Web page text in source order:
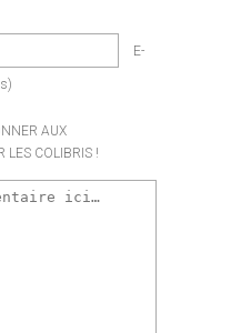
E-
AUX
LES COLIBRIS !